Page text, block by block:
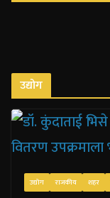
उद्योग
उद्योग राजकीय शहर